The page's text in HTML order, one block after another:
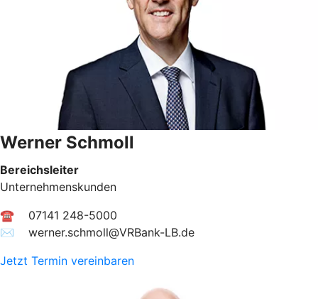
Werner Schmoll
Bereichsleiter
Unternehmenskunden
☎ 07141 248-5000
✉︎ werner.schmoll@VRBank-LB.de
Jetzt Termin vereinbaren